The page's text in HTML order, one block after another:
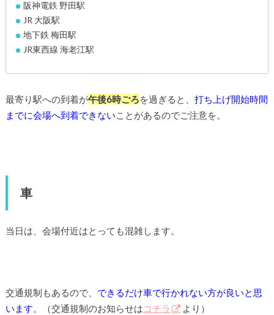
阪神電鉄 野田駅
JR 大阪駅
地下鉄 梅田駅
JR東西線 海老江駅
最寄り駅への到着が午後6時ごろを過ぎると、 打ち上げ開始時間
までに会場へ到着できないことがあるのでご注意を。
車
当日は、会場付近はとっても混雑します。
交通規制もあるので、 できるだけ車で行かれない方が良いと思
います。（交通規制のお知らせはコチラ より）